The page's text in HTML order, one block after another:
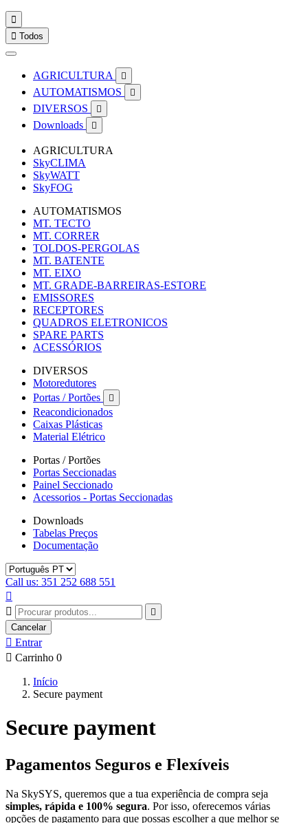

 Todos
AGRICULTURA 
AUTOMATISMOS 
DIVERSOS 
Downloads 
AGRICULTURA
SkyCLIMA
SkyWATT
SkyFOG
AUTOMATISMOS
MT. TECTO
MT. CORRER
TOLDOS-PERGOLAS
MT. BATENTE
MT. EIXO
MT. GRADE-BARREIRAS-ESTORE
EMISSORES
RECEPTORES
QUADROS ELETRONICOS
SPARE PARTS
ACESSÓRIOS
DIVERSOS
Motoredutores
Portas / Portões

Reacondicionados
Caixas Plásticas
Material Elétrico
Portas / Portões
Portas Seccionadas
Painel Seccionado
Acessorios - Portas Seccionadas
Downloads
Tabelas Preços
Documentação
Call us: 351 252 688 551



Cancelar
 Entrar
 Carrinho 0
Início
Secure payment
Secure payment
Pagamentos Seguros e Flexíveis
Na SkySYS, queremos que a tua experiência de compra seja
simples, rápida e 100% segura. Por isso, oferecemos várias
opções de pagamento para que possas escolher a que melhor se